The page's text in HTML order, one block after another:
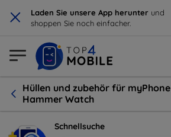
× Laden Sie unsere App herunter und
shoppen Sie noch einfacher.
Hüllen und zubehör für myPhone
Hammer Watch
Schnellsuche